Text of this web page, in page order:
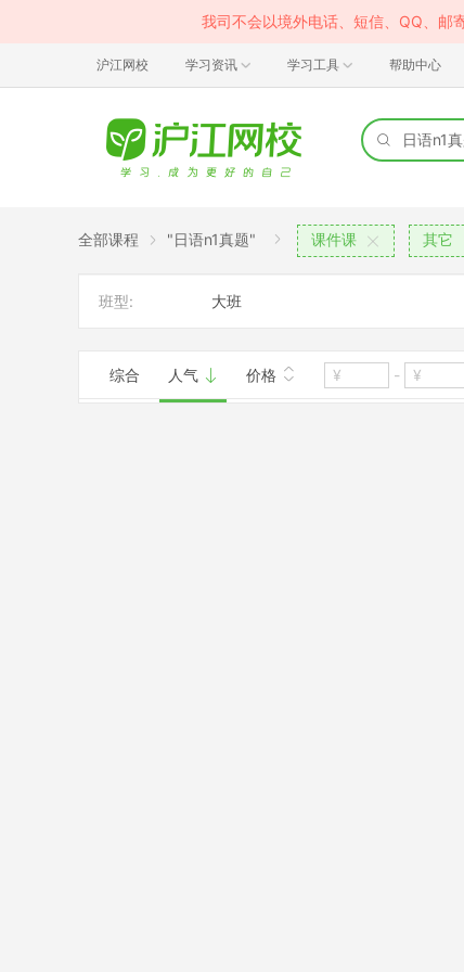
我司不会以境外电话、短信、QQ、邮
沪江网校 学习资讯 学习工具 帮助中心
全部课程 "日语n1真题" 课件课 其它
班型: 大班
综合 人气 价格 -